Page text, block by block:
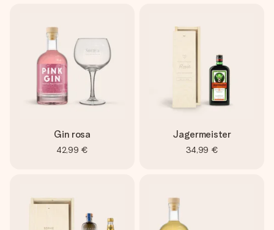
Gin rosa
42,99 €
Jagermeister
34,99 €